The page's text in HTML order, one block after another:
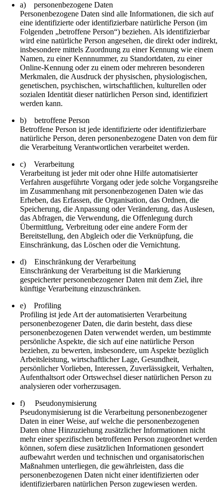
a) personenbezogene Daten
Personenbezogene Daten sind alle Informationen, die sich auf
eine identifizierte oder identifizierbare natürliche Person (im
Folgenden „betroffene Person“) beziehen. Als identifizierbar
wird eine natürliche Person angesehen, die direkt oder indirekt,
insbesondere mittels Zuordnung zu einer Kennung wie einem
Namen, zu einer Kennnummer, zu Standortdaten, zu einer
Online-Kennung oder zu einem oder mehreren besonderen
Merkmalen, die Ausdruck der physischen, physiologischen,
genetischen, psychischen, wirtschaftlichen, kulturellen oder
sozialen Identität dieser natürlichen Person sind, identifiziert
werden kann.
b) betroffene Person
Betroffene Person ist jede identifizierte oder identifizierbare
natürliche Person, deren personenbezogene Daten von dem für
die Verarbeitung Verantwortlichen verarbeitet werden.
c) Verarbeitung
Verarbeitung ist jeder mit oder ohne Hilfe automatisierter
Verfahren ausgeführte Vorgang oder jede solche Vorgangsreihe
im Zusammenhang mit personenbezogenen Daten wie das
Erheben, das Erfassen, die Organisation, das Ordnen, die
Speicherung, die Anpassung oder Veränderung, das Auslesen,
das Abfragen, die Verwendung, die Offenlegung durch
Übermittlung, Verbreitung oder eine andere Form der
Bereitstellung, den Abgleich oder die Verknüpfung, die
Einschränkung, das Löschen oder die Vernichtung.
d) Einschränkung der Verarbeitung
Einschränkung der Verarbeitung ist die Markierung
gespeicherter personenbezogener Daten mit dem Ziel, ihre
künftige Verarbeitung einzuschränken.
e) Profiling
Profiling ist jede Art der automatisierten Verarbeitung
personenbezogener Daten, die darin besteht, dass diese
personenbezogenen Daten verwendet werden, um bestimmte
persönliche Aspekte, die sich auf eine natürliche Person
beziehen, zu bewerten, insbesondere, um Aspekte bezüglich
Arbeitsleistung, wirtschaftlicher Lage, Gesundheit,
persönlicher Vorlieben, Interessen, Zuverlässigkeit, Verhalten,
Aufenthaltsort oder Ortswechsel dieser natürlichen Person zu
analysieren oder vorherzusagen.
f) Pseudonymisierung
Pseudonymisierung ist die Verarbeitung personenbezogener
Daten in einer Weise, auf welche die personenbezogenen
Daten ohne Hinzuziehung zusätzlicher Informationen nicht
mehr einer spezifischen betroffenen Person zugeordnet werden
können, sofern diese zusätzlichen Informationen gesondert
aufbewahrt werden und technischen und organisatorischen
Maßnahmen unterliegen, die gewährleisten, dass die
personenbezogenen Daten nicht einer identifizierten oder
identifizierbaren natürlichen Person zugewiesen werden.